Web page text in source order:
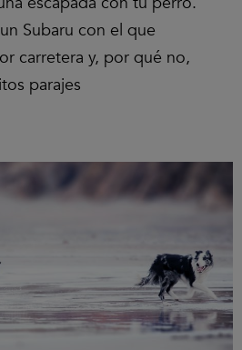
Subaru con el que
carretera y, por qué no,
parajes